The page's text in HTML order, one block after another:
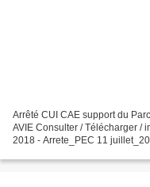
Arrêté CUI CAE support du
AVIE Consulter / Télécharger /
2018 - Arrete_PEC 11